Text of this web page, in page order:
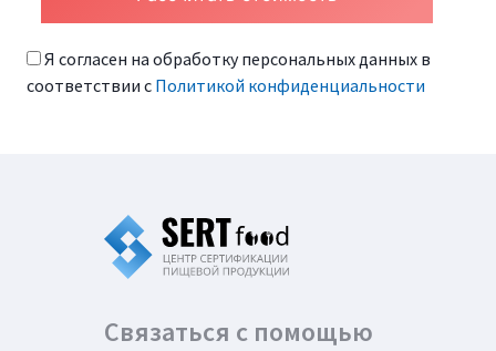
Я согласен на обработку персональных данных в
соответствии с Политикой конфиденциальности
Связаться с помощью